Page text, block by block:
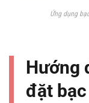
Ứng dụng
Hướng
đặt